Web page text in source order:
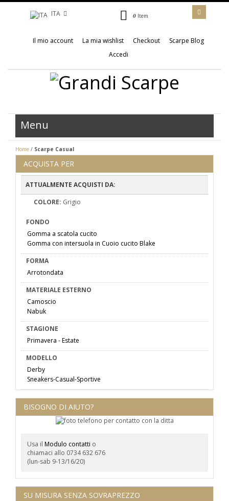
ITA 0Item
Il mio account La mia wishlist Checkout
Scarpe Blog
Accedi
Menu
Home / Scarpe Casual
ACQUISTA PER
ATTUALMENTE ACQUISTI DA:
COLORE: Grigio
FONDO
Gomma a scatola cucito
Gomma con intersuola in Cuoio cucito Blake
FORMA
Arrotondata
MATERIALE ESTERNO
Camoscio
Nabuk
STAGIONE
Primavera - Estate
MODELLO
Derby
Sneakers-Casual-Sportive
BISOGNO DI AIUTO?
Usa il Modulo contatti o
chiamaci allo 0734 632 676
(lun-sab 9-13/16/20)
SU MISURA SENZA SOVRAPREZZO